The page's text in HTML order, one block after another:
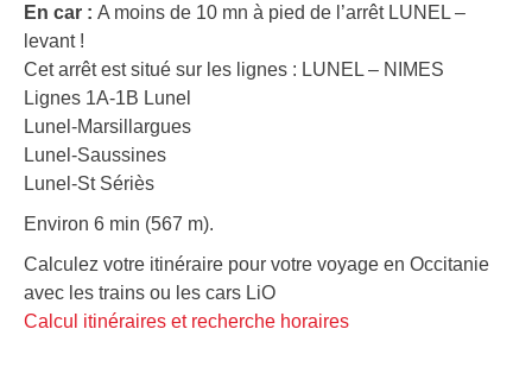
En car : A moins de 10 mn à pied de l’arrêt LUNEL –
levant !
Cet arrêt est situé sur les lignes : LUNEL – NIMES
Lignes 1A-1B Lunel
Lunel-Marsillargues
Lunel-Saussines
Lunel-St Sériès
Environ 6 min (567 m).
Calculez votre itinéraire pour votre voyage en Occitanie
avec les trains ou les cars LiO
Calcul itinéraires et recherche horaires